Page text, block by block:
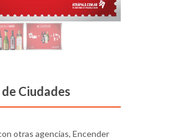
Ciudades
otras agencias, Encender